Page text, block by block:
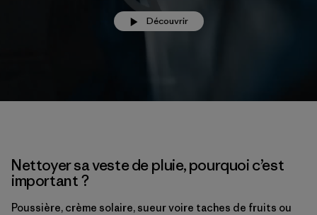
Découvrir
Nettoyer sa veste de pluie, pourquoi c’est
important ?
Poussière, crème solaire, sueur voire taches de fruits ou